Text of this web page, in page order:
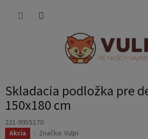
Skladacia podložka pre
150x180 cm
231-995S170
Akcia Značka: Vulpi